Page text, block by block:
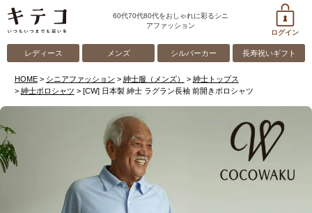
60代70代80代をおしゃれに彩るシニ
アファッション
ログイン
レディース メンズ シルバーカー 長寿祝いギフト
HOME シニアファッション 紳士服（メンズ）
紳士トップス
紳士ポロシャツ
[CW] 日本製 紳士 ラグラン長袖 前開きポロシャツ